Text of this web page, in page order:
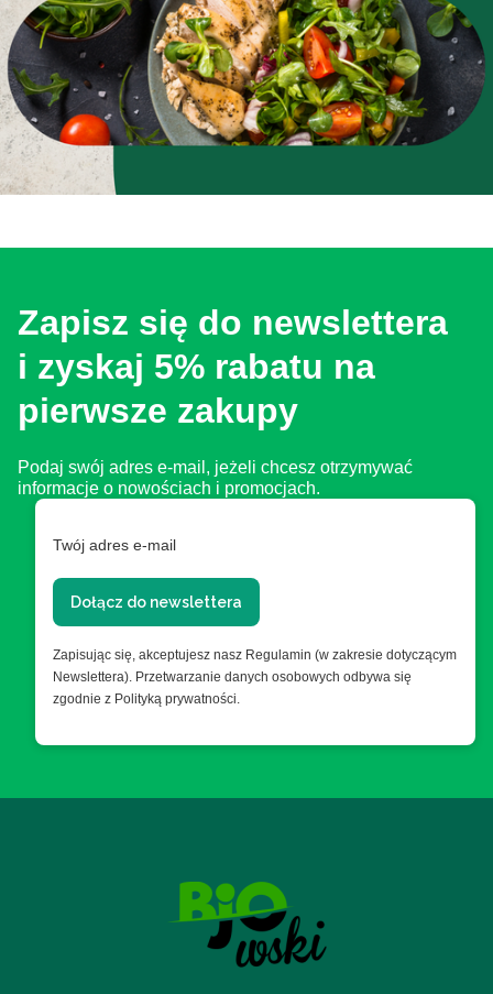
Zapisz się do newslettera
i zyskaj 5% rabatu na
pierwsze zakupy
Podaj swój adres e-mail, jeżeli chcesz otrzymywać
informacje o nowościach i promocjach.
Twój adres e-mail
Dołącz do newslettera
Zapisując się, akceptujesz nasz Regulamin (w zakresie dotyczącym
Newslettera). Przetwarzanie danych osobowych odbywa się
zgodnie z Polityką prywatności.